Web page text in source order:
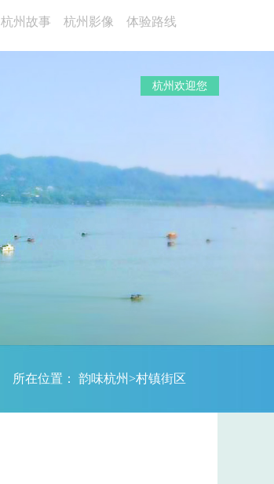
杭州故事 杭州影像 体验路线
杭州欢迎您
所在位置： 韵味杭州>村镇街区